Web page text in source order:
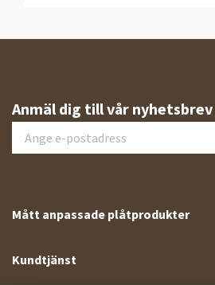
Anmäl dig till vår nyhetsbrev
Mått anpassade plåtprodukter
Kundtjänst